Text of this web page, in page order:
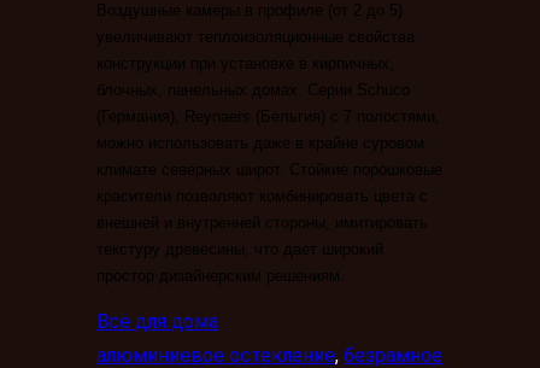
Воздушные камеры в профиле (от 2 до 5)
увеличивают теплоизоляционные свойства
конструкции при установке в кирпичных,
блочных, панельных домах. Серии Schuco
(Германия), Reynaers (Бельгия) с 7 полостями,
можно использовать даже в крайне суровом
климате северных широт. Стойкие порошковые
красители позволяют комбинировать цвета с
внешней и внутренней стороны, имитировать
текстуру древесины, что дает широкий
простор дизайнерским решениям.
Всё для дома
алюминиевое остекление, безрамное